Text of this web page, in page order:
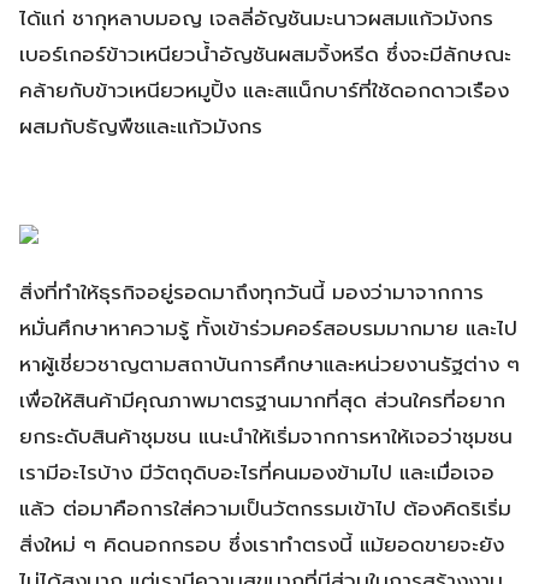
ได้แก่ ชากุหลาบมอญ เจลลี่อัญชันมะนาวผสมแก้วมังกร
เบอร์เกอร์ข้าวเหนียวน้ำอัญชันผสมจิ้งหรีด ซึ่งจะมีลักษณะ
คล้ายกับข้าวเหนียวหมูปิ้ง และสแน็กบาร์ที่ใช้ดอกดาวเรือง
ผสมกับธัญพืชและแก้วมังกร
สิ่งที่ทำให้ธุรกิจอยู่รอดมาถึงทุกวันนี้ มองว่ามาจากการ
หมั่นศึกษาหาความรู้ ทั้งเข้าร่วมคอร์สอบรมมากมาย และไป
หาผู้เชี่ยวชาญตามสถาบันการศึกษาและหน่วยงานรัฐต่าง ๆ
เพื่อให้สินค้ามีคุณภาพมาตรฐานมากที่สุด ส่วนใครที่อยาก
ยกระดับสินค้าชุมชน แนะนำให้เริ่มจากการหาให้เจอว่าชุมชน
เรามีอะไรบ้าง มีวัตถุดิบอะไรที่คนมองข้ามไป และเมื่อเจอ
แล้ว ต่อมาคือการใส่ความเป็นวัตกรรมเข้าไป ต้องคิดริเริ่ม
สิ่งใหม่ ๆ คิดนอกกรอบ ซึ่งเราทำตรงนี้ แม้ยอดขายจะยัง